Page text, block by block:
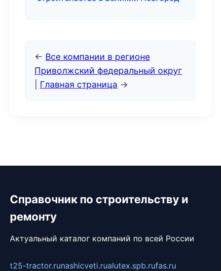
← Все компании в регионе
Приволжский федеральный округ
Главная страница →
Справочник по строительству и
ремонту
Актуальный каталог компаний по всей России
t25-tractor.runashicveti.rualutex.spb.rufas.ru